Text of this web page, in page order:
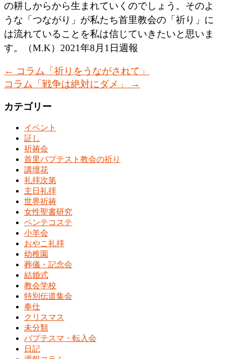
の耕しからから生まれていくのでしょう。そのよ
うな「つながり」が私たち首里教会の「祈り」に
は流れていることを私は信じていきたいと思いま
す。（M.K）2021年8月1日週報
← コラム「祈りをうながされて」
コラム「戦争は絶対にダメ」
→
カテゴリー
イベント
証し
祈祷会
首里バプテスト教会の祈り
講壇花
礼拝次第
主日礼拝
世界祈祷
女性聖書研究
ペンテコステ
小羊会
おやこ礼拝
幼稚園
葬儀・記念会
結婚式
教会学校
特別伝道集会
奉仕
クリスマス
未分類
バプテスマ・転入会
日記